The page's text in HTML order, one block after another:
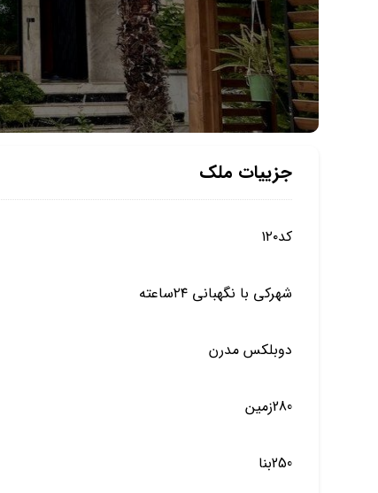
جزییات ملک
کد۱۲۰
شهرکی با نگهبانی ۲۴ساعته
دوبلکس مدرن
280زمین
250بنا